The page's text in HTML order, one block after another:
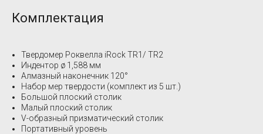
Комплектация
Твердомер Роквелла iRock TR1/ ТR2
Индентор ø 1,588 мм
Алмазный наконечник 120°
Набор мер твердости (комплект из 5 шт.)
Большой плоский столик
Малый плоский столик
V-образный призматический столик
Портативный уровень